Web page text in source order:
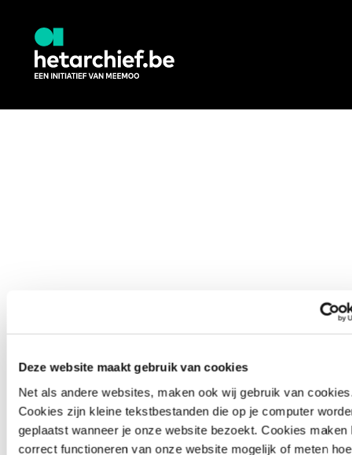
Deze website maakt gebruik van cookies
Net als andere websites, maken ook wij gebruik van
Cookies zijn kleine tekstbestanden die op je computer
geplaatst wanneer je onze website bezoekt. Cookies maken
correct functioneren van onze website mogelijk of meten hoe